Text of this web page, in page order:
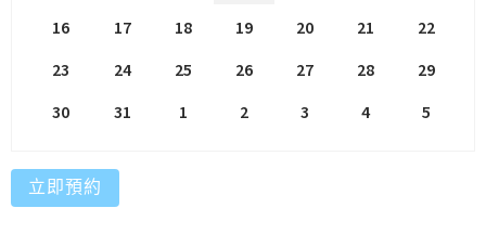
16
17 18 19 20 21
22
23
24 25 26 27 28
29
30
31 1 2 3 4 5
立即預約